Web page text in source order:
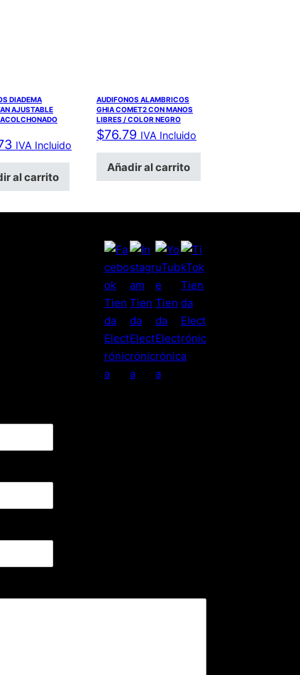
DIADEMA
AJUSTABLE
IVA Incluido
al carrito
AUDIFONOS ALAMBRICOS
GHIA COMET2 CON MANOS
LIBRES / COLOR NEGRO
$76.79 IVA Incluido
Añadir al carrito